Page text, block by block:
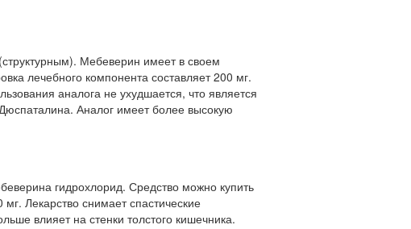
Мебеверин имеет в своем
лечебного компонента составляет 200 мг.
аналога не ухудшается, что является
Аналог имеет более высокую
гидрохлорид. Средство можно купить
Лекарство снимает спастические
влияет на стенки толстого кишечника.